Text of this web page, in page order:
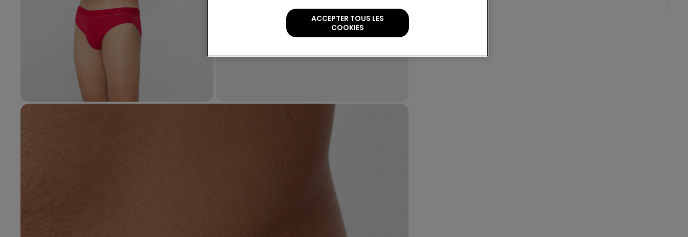
ACCEPTER TOUS LES
COOKIES